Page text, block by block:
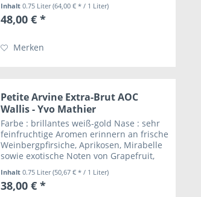
einem schönen Gleichgewicht am
Gaumen. Sehr feine und...
Inhalt0.75 Liter(64,00 € * / 1 Liter)
48,00 € *
Merken
Petite Arvine Extra-Brut AOC
Wallis - Yvo Mathier
Farbe : brillantes weiß-gold Nase : sehr
feinfruchtige Aromen erinnern an frische
Weinbergpfirsiche, Aprikosen, Mirabelle
sowie exotische Noten von Grapefruit,
Zunge : verführerisch feingliedrige...
Inhalt0.75 Liter(50,67 € * / 1 Liter)
38,00 € *